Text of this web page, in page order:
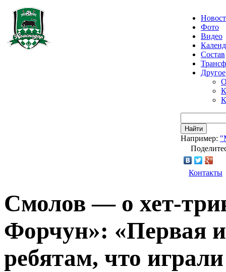
Фото
Видео
Состав
Другое
Найти
Например:
Контакты
Смолов — о хет-
Форчун»: «Первая
ребятам, что